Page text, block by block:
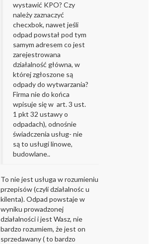
wystawić KPO? Czy
należy zaznaczyć
checxbok, nawet jeśli
odpad powstał pod tym
samym adresem co jest
zarejestrowana
działalność główna, w
której zgłoszone są
odpady do wytwarzania?
Firma nie do końca
wpisuje się w art. 3 ust.
1 pkt 32 ustawy o
odpadach), odnośnie
świadczenia usług- nie
są to usługi linowe,
budowlane..
To nie jest usługa w rozumieniu
przepisów (czyli działalnośc u
kilenta). Odpad powstaje w
wyniku prowadzonej
działalności i jest Wasz, nie
bardzo rozumiem, że jest on
sprzedawany ( to bardzo